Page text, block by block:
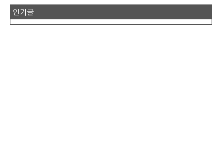
현대생명 사이트에서 다운로드 가능) 보험금청
인기글